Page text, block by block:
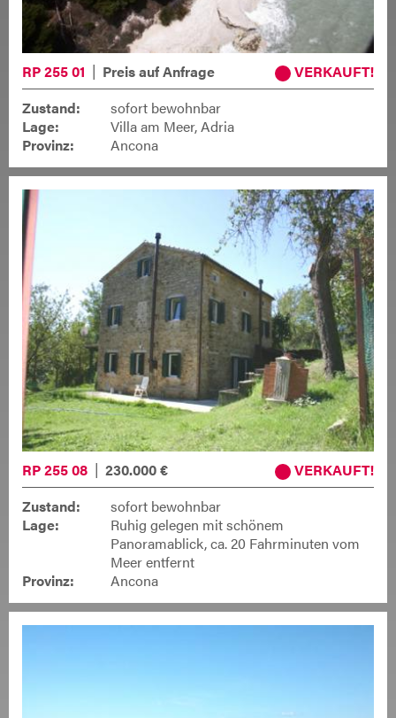
RP 255 01 Preis auf Anfrage
VERKAUFT
Zustand:
sofort bewohnbar
Lage:
Villa am Meer, Adria
Provinz:
Ancona
RP 255 08 230.000 €
VERKAUFT
Zustand:
sofort bewohnbar
Lage:
Ruhig gelegen mit schönem
Panoramablick, ca. 20 Fahrminuten vom
Meer entfernt
Provinz:
Ancona